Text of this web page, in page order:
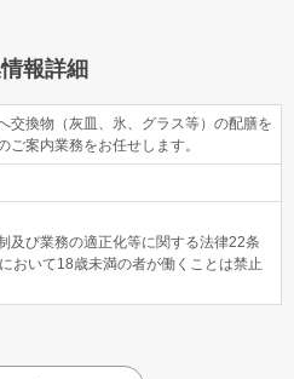
報詳細
交換物（灰皿、氷、グラス等）の配膳を
ご案内業務をお任せします。
及び業務の適正化等に関する法律22条
おいて18歳未満の者が働くことは禁止